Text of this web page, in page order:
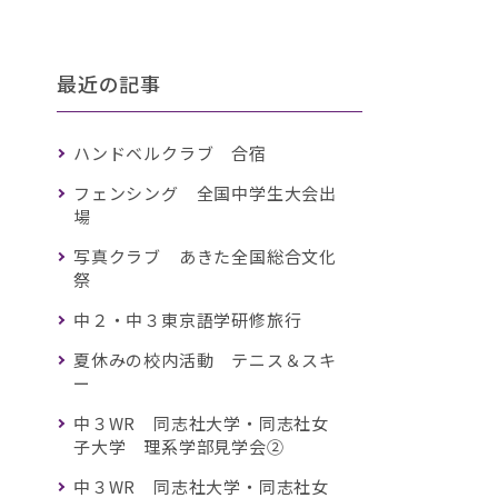
最近の記事
ハンドベルクラブ 合宿
フェンシング 全国中学生大会出
場
写真クラブ あきた全国総合文化
祭
中２・中３東京語学研修旅行
夏休みの校内活動 テニス＆スキ
ー
中３WR 同志社大学・同志社女
子大学 理系学部見学会②
中３WR 同志社大学・同志社女